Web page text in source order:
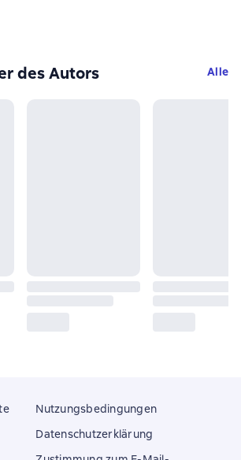
des Autors Alle
Nutzungsbedingungen
Datenschutzerklärung